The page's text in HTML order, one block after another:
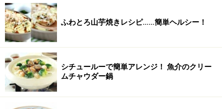
ふわとろ山芋焼きレシピ……簡単ヘルシー！
シチュールーで簡単アレンジ！ 魚介のクリー
ムチャウダー鍋